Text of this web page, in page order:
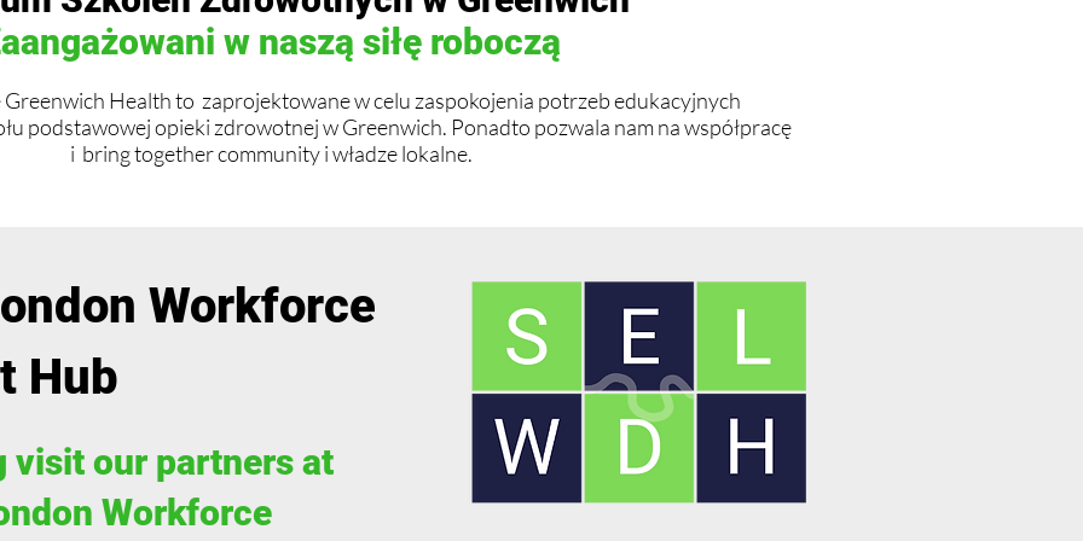
w naszą siłę roboczą
Health to zaprojektowane w celu zaspokojenia potrzeb edukacyjnych
podstawowej opieki zdrowotnej w Greenwich. Ponadto pozwala nam na współpracę
i bring together community i władze lokalne.
Workforce
Hub
visit our partners at
Workforce